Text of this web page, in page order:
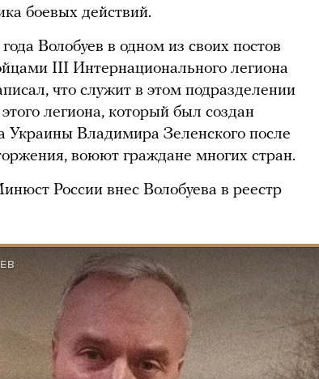
боевых действий.
Волобуев в одном из своих постов
III Интернационального легиона
что служит в этом подразделении
этого легиона, который был создан
Украины Владимира Зеленского после
воюют граждане многих стран.
России внес Волобуева в реестр